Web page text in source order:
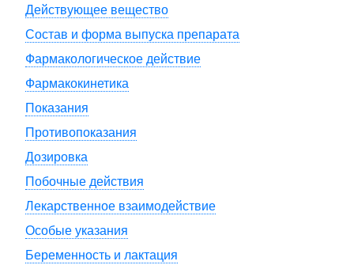
Действующее вещество
Состав и форма выпуска препарата
Фармакологическое действие
Фармакокинетика
Показания
Противопоказания
Дозировка
Побочные действия
Лекарственное взаимодействие
Особые указания
Беременность и лактация